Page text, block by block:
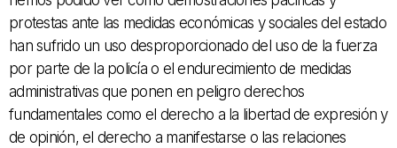
protestas ante las medidas económicas y sociales del estado
han sufrido un uso desproporcionado del uso de la fuerza
por parte de la policía o el endurecimiento de medidas
administrativas que ponen en peligro derechos
fundamentales como el derecho a la libertad de expresión y
de opinión, el derecho a manifestarse o las relaciones